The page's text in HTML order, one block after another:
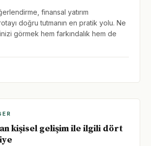
finansal yatırım
doğru tutmanın en pratik yolu. Ne
görmek hem farkındalık hem de
kişisel gelişim ile ilgili dört